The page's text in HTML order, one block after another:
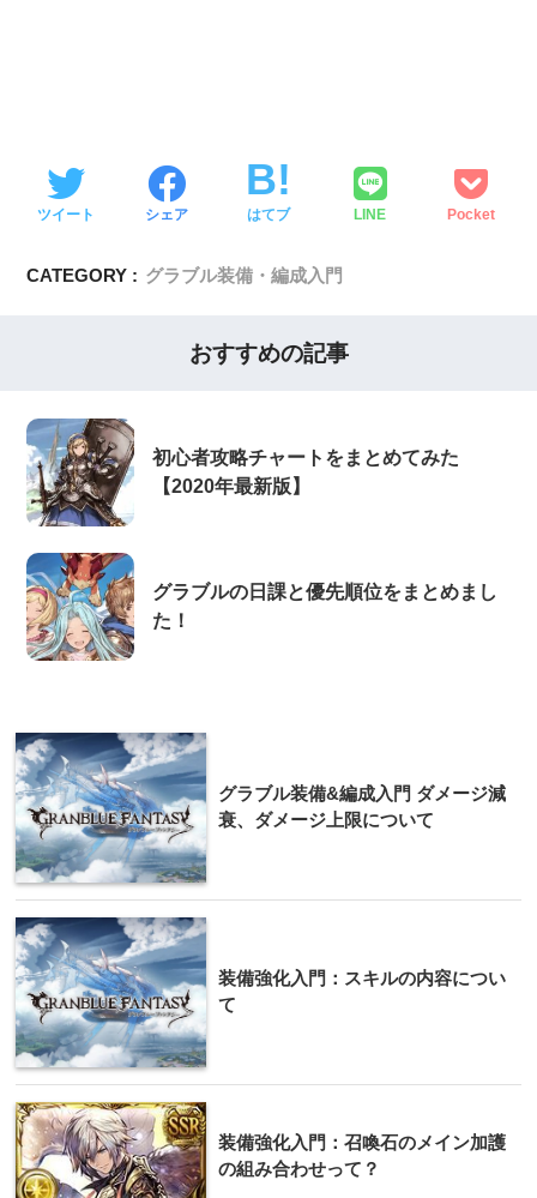
ツイート シェア はてブ LINE Pocket
CATEGORY : グラブル装備・編成入門
おすすめの記事
初心者攻略チャートをまとめてみた
【2020年最新版】
グラブルの日課と優先順位をまとめまし
た！
グラブル装備&編成入門 ダメージ減
衰、ダメージ上限について
装備強化入門：スキルの内容につい
て
装備強化入門：召喚石のメイン加護
の組み合わせって？